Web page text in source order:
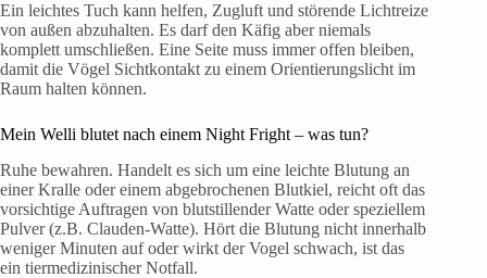
Ein leichtes Tuch kann helfen, Zugluft und störende Lichtreize
von außen abzuhalten. Es darf den Käfig aber niemals
komplett umschließen. Eine Seite muss immer offen bleiben,
damit die Vögel Sichtkontakt zu einem Orientierungslicht im
Raum halten können.
Mein Welli blutet nach einem Night Fright – was tun?
Ruhe bewahren. Handelt es sich um eine leichte Blutung an
einer Kralle oder einem abgebrochenen Blutkiel, reicht oft das
vorsichtige Auftragen von blutstillender Watte oder speziellem
Pulver (z.B. Clauden-Watte). Hört die Blutung nicht innerhalb
weniger Minuten auf oder wirkt der Vogel schwach, ist das
ein tiermedizinischer Notfall.